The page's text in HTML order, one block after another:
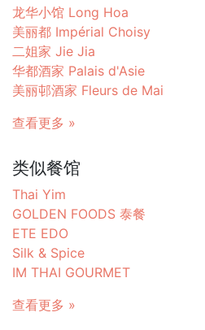
龙华小馆 Long Hoa
美丽都 Impérial Choisy
二姐家 Jie Jia
华都酒家 Palais d'Asie
美丽邨酒家 Fleurs de Mai
查看更多 »
类似餐馆
Thai Yim
GOLDEN FOODS 泰餐
ETE EDO
Silk & Spice
IM THAI GOURMET
查看更多 »